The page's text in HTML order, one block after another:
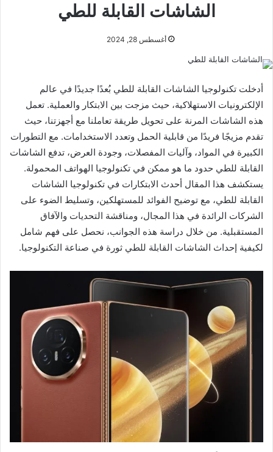
الشاشات القابلة للطي
أغسطس 28, 2024
أدخلت تكنولوجيا الشاشات القابلة للطي بُعدًا جديدًا في عالم
الإلكترونيات الاستهلاكية، حيث مزجت بين الابتكار والعملية. تعمل
هذه الشاشات المرنة على تحويل طريقة تعاملنا مع أجهزتنا، حيث
تقدم مزيجًا فريدًا من قابلية الحمل وتعدد الاستخدامات. مع التطورات
الكبيرة في المواد، وآليات المفصلات، وجودة العرض، تدفع الشاشات
القابلة للطي حدود ما هو ممكن في تكنولوجيا الهواتف المحمولة.
يستكشف هذا المقال أحدث الابتكارات في تكنولوجيا الشاشات
القابلة للطي، مع توضيح الفوائد للمستهلكين، وتسليط الضوء على
الشركات الرائدة في هذا المجال، ومناقشة التحديات والآفاق
المستقبلية. من خلال دراسة هذه الجوانب، نحصل على فهم شامل
لكيفية إحداث الشاشات القابلة للطي ثورة في صناعة التكنولوجيا.